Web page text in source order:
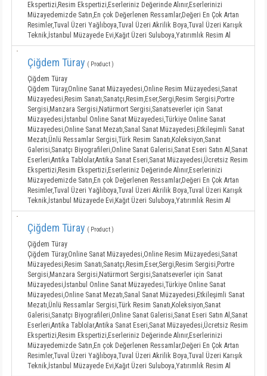
Ekspertizi,Resim Ekspertizi,Eserleriniz Değerinde Alınır,Eserlerinizi
Müzayedemizde Satın,En çok Değerlenen Ressamlar,Değeri En Çok Artan
Resimler,Tuval Üzeri Yağlıboya,Tuval Üzeri Akrilik Boya,Tuval Üzeri Karışık
Teknik,İstanbul Müzayede Evi,Kağıt Üzeri Suluboya,Yatırımlık Resim Al
Çiğdem Türay ( Product )
Çiğdem Türay
Çiğdem Türay,Online Sanat Müzayedesi,Online Resim Müzayedesi,Sanat
Müzayedesi,Resim Sanatı,Sanatçı,Resim,Eser,Sergi,Resim Sergisi,Portre
Sergisi,Manzara Sergisi,Natürmort Sergisi,Sanatseverler için Sanat
Müzayedesi,İstanbul Online Sanat Müzayedesi,Türkiye Online Sanat
Müzayedesi,Online Sanat Mezatı,Sanal Sanat Müzayedesi,Etkileşimli Sanat
Mezatı,Ünlü Ressamlar Sergisi,Türk Resim Sanatı,Koleksiyon,Sanat
Galerisi,Sanatçı Biyografileri,Online Sanat Galerisi,Sanat Eseri Satın Al,Sanat
Eserleri,Antika Tablolar,Antika Sanat Eseri,Sanat Müzayedesi,Ücretsiz Resim
Ekspertizi,Resim Ekspertizi,Eserleriniz Değerinde Alınır,Eserlerinizi
Müzayedemizde Satın,En çok Değerlenen Ressamlar,Değeri En Çok Artan
Resimler,Tuval Üzeri Yağlıboya,Tuval Üzeri Akrilik Boya,Tuval Üzeri Karışık
Teknik,İstanbul Müzayede Evi,Kağıt Üzeri Suluboya,Yatırımlık Resim Al
Çiğdem Türay ( Product )
Çiğdem Türay
Çiğdem Türay,Online Sanat Müzayedesi,Online Resim Müzayedesi,Sanat
Müzayedesi,Resim Sanatı,Sanatçı,Resim,Eser,Sergi,Resim Sergisi,Portre
Sergisi,Manzara Sergisi,Natürmort Sergisi,Sanatseverler için Sanat
Müzayedesi,İstanbul Online Sanat Müzayedesi,Türkiye Online Sanat
Müzayedesi,Online Sanat Mezatı,Sanal Sanat Müzayedesi,Etkileşimli Sanat
Mezatı,Ünlü Ressamlar Sergisi,Türk Resim Sanatı,Koleksiyon,Sanat
Galerisi,Sanatçı Biyografileri,Online Sanat Galerisi,Sanat Eseri Satın Al,Sanat
Eserleri,Antika Tablolar,Antika Sanat Eseri,Sanat Müzayedesi,Ücretsiz Resim
Ekspertizi,Resim Ekspertizi,Eserleriniz Değerinde Alınır,Eserlerinizi
Müzayedemizde Satın,En çok Değerlenen Ressamlar,Değeri En Çok Artan
Resimler,Tuval Üzeri Yağlıboya,Tuval Üzeri Akrilik Boya,Tuval Üzeri Karışık
Teknik,İstanbul Müzayede Evi,Kağıt Üzeri Suluboya,Yatırımlık Resim Al